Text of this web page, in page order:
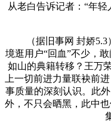
从老白告诉记者：“年
（据旧事网 封娇5.3
境逛用户“回血”不少，
如山的典籍转移？王万
上一切前进力量联袂前
事质量的深刻认识。此
外，不只会晒黑，此中